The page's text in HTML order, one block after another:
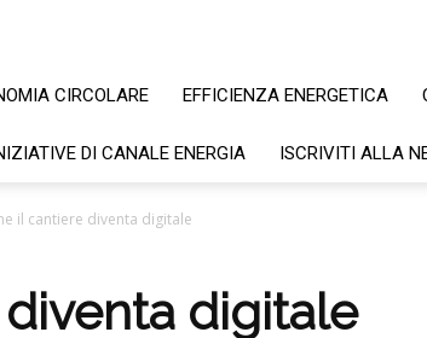
CIRCOLARE EFFICIENZA ENERGETICA
DI CANALE ENERGIA ISCRIVITI ALLA
il cantiere diventa digitale
digitale